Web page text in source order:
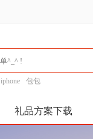
iphone 包包
礼品方案下载